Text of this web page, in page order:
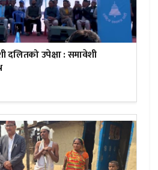
दलितको उपेक्षा : समावेशी